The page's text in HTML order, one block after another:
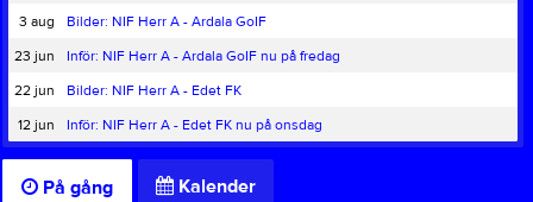
3 aug
Bilder: NIF Herr A - Ardala GoIF
23 jun
Inför: NIF Herr A - Ardala GoIF nu på fredag
22 jun
Bilder: NIF Herr A - Edet FK
12 jun
Inför: NIF Herr A - Edet FK nu på onsdag
På gång Kalender